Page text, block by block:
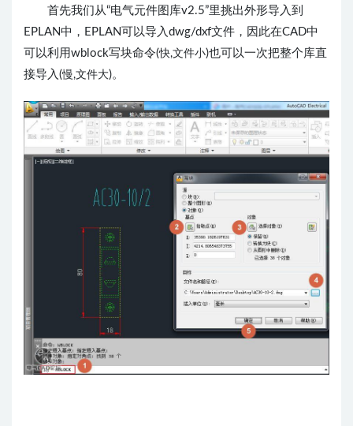
首先我们从“电气元件图库v2.5”里挑出外形导入到
EPLAN中，EPLAN可以导入dwg/dxf文件，因此在CAD中
可以利用wblock写块命令(快,文件小)也可以一次把整个库直
接导入(慢,文件大)。